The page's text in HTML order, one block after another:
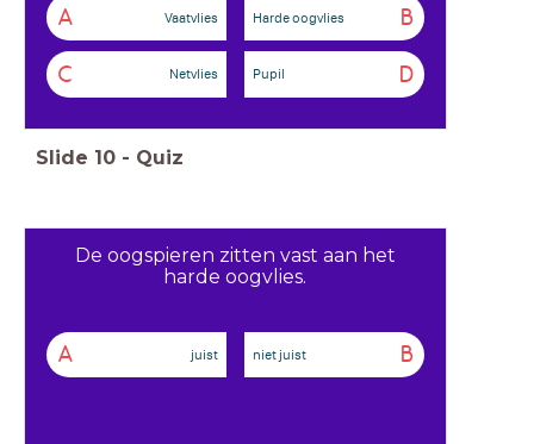
A Vaatvlies B
Harde oogvlies
C Netvlies D
Pupil
Slide 10 - Quiz
De oogspieren zitten vast aan het
harde oogvlies.
A juist B
niet juist